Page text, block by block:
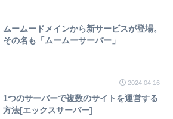
ムームードメインから新サービスが登場。
その名も「ムームーサーバー」
2024.04.16
1つのサーバーで複数のサイトを運営する
方法[エックスサーバー]